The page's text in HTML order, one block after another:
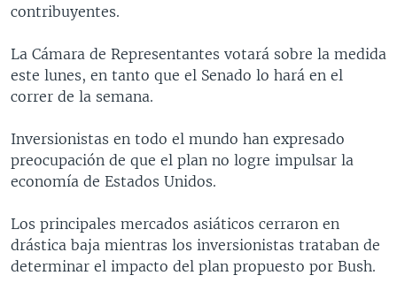
FORO [RADIO]
DEPORTIVO INTERNACIONAL
NOTA ECONÓMICA
Idiomas
contribuyentes.
La Cámara de Representantes votará sobre la medida
este lunes, en tanto que el Senado lo hará en el
correr de la semana.
Inversionistas en todo el mundo han expresado
preocupación de que el plan no logre impulsar la
economía de Estados Unidos.
Los principales mercados asiáticos cerraron en
drástica baja mientras los inversionistas trataban de
determinar el impacto del plan propuesto por Bush.